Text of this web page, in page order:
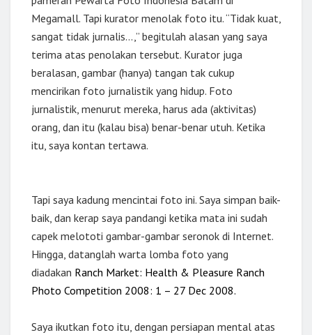
Megamall. Tapi kurator menolak foto itu. “Tidak kuat,
sangat tidak jurnalis…,” begitulah alasan yang saya
terima atas penolakan tersebut. Kurator juga
beralasan, gambar (hanya) tangan tak cukup
mencirikan foto jurnalistik yang hidup. Foto
jurnalistik, menurut mereka, harus ada (aktivitas)
orang, dan itu (kalau bisa) benar-benar utuh. Ketika
itu, saya kontan tertawa.
Tapi saya kadung mencintai foto ini. Saya simpan baik-
baik, dan kerap saya pandangi ketika mata ini sudah
capek melototi gambar-gambar seronok di Internet.
Hingga, datanglah warta lomba foto yang
diadakan Ranch Market: Health & Pleasure Ranch
Photo Competition 2008: 1 – 27 Dec 2008.
Saya ikutkan foto itu, dengan persiapan mental atas